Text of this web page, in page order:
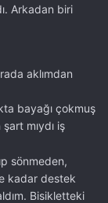
Arkadan biri
aklımdan
bayağı çokmuş
mıydı iş
sönmeden,
kadar destek
Bisikletteki